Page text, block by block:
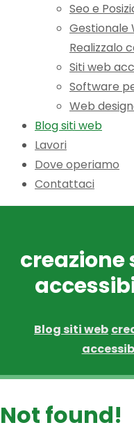
Seo e
Gestionale
Realizzalo
Siti web
Software
Web
Blog siti web
Lavori
Dove operiamo
Contattaci
Blog siti web
Not found!